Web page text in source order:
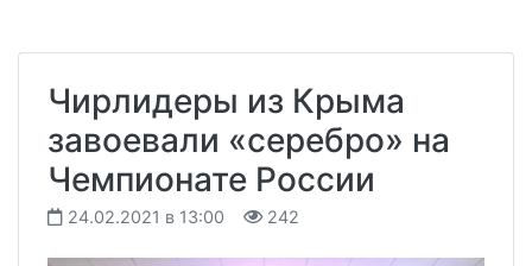
Чирлидеры из Крыма
завоевали «серебро» на
Чемпионате России
24.02.2021 в 13:00 242